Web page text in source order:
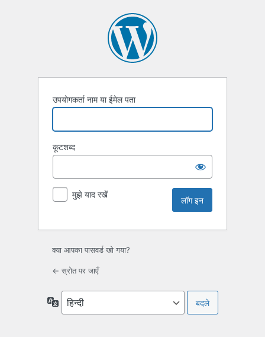
उपयोगकर्ता नाम या ईमेल पता
कूटशब्द
मुझे याद रखें
क्या आपका पासवर्ड खो गया?
← स्रोत पर जाएँ
भाषा